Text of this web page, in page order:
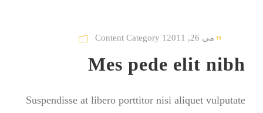
می 26, 2011 Content Category 1
Mes pede elit nibh
Suspendisse at libero porttitor nisi aliquet vulputate